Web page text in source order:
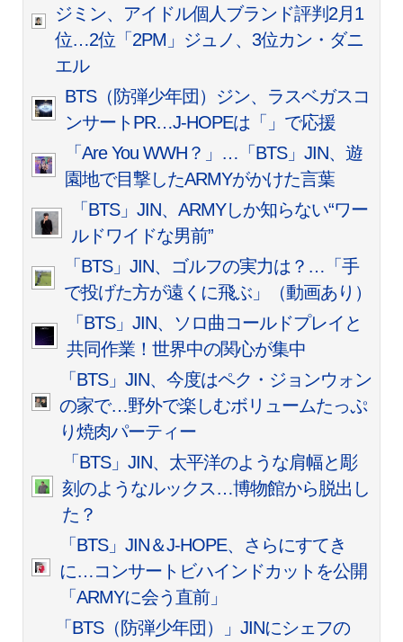
ジミン、アイドル個人ブランド評判2月1
位…2位「2PM」ジュノ、3位カン・ダニ
エル
BTS（防弾少年団）ジン、ラスベガスコ
ンサートPR…J-HOPEは「 」で応援
「Are You WWH？」…「BTS」JIN、遊
園地で目撃したARMYがかけた言葉
「BTS」JIN、ARMYしか知らない“ワー
ルドワイドな男前”
「BTS」JIN、ゴルフの実力は？…「手
で投げた方が遠くに飛ぶ」（動画あり）
「BTS」JIN、ソロ曲コールドプレイと
共同作業！世界中の関心が集中
「BTS」JIN、今度はペク・ジョンウォン
の家で…野外で楽しむボリュームたっぷ
り焼肉パーティー
「BTS」JIN、太平洋のような肩幅と彫
刻のようなルックス…博物館から脱出し
た？
「BTS」JIN＆J-HOPE、さらにすてき
に…コンサートビハインドカットを公開
「ARMYに会う直前」
「BTS（防弾少年団）」JINにシェフの